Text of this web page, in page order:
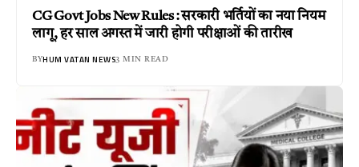
CG Govt Jobs New Rules : सरकारी भर्तियों का नया नियम
लागू, हर साल अगस्त में जारी होगी परीक्षाओं की तारीख
BYHUM VATAN NEWS3 MIN READ